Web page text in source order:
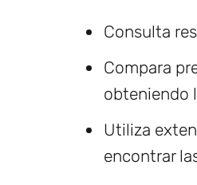
Consulta
Compara
obteniendo
Utiliza
encontrar